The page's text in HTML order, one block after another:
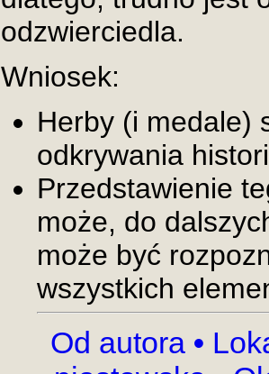
odzwierciedla.
Wniosek:
Herby (i medale)
odkrywania
Przedstawienie
może, do
może być
wszystkich
Od autora •